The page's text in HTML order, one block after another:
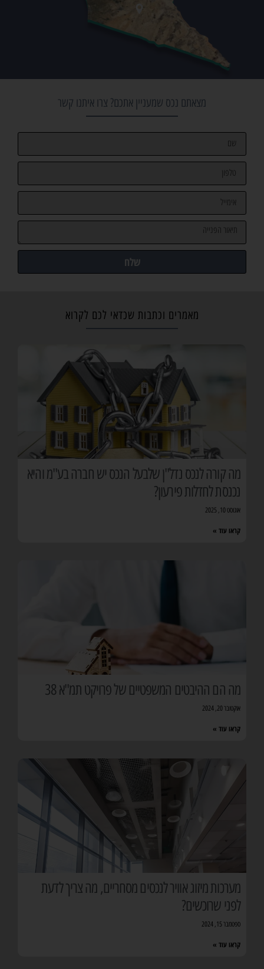
מצאתם נכס שמעניין אתכם? צרו איתנו קשר
שלח
מאמרים וכתבות שכדאי לכם לקרוא
מה קורה לנכס נדל"ן שלבעל הנכס יש חברה בע"מ והיא
נכנסת לחדלות פירעון?
אוגוסט 10, 2025
קראו עוד »
מה הם ההיבטים המשפטיים של פרויקט תמ"א 38
אוקטובר 20, 2024
קראו עוד »
מערכות מיזוג אוויר לנכסים מסחריים, מה צריך לדעת
לפני שרוכשים?
ספטמבר 15, 2024
קראו עוד »